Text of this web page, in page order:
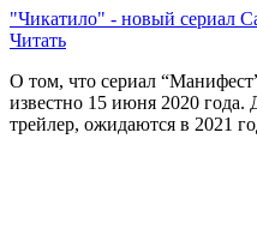
"Чикатило" - новый сериал
Читать
О том, что сериал
известно 15 июня 2020 года.
трейлер, ожидаются в 2021